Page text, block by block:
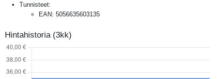
Tunnisteet:
EAN: 5056635603135
Hintahistoria (3kk)